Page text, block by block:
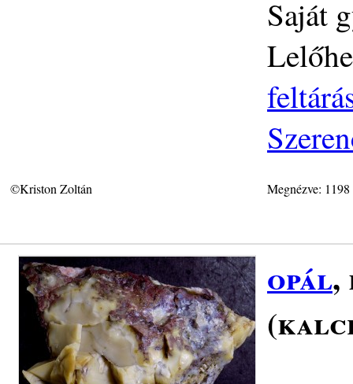
Saját
©Kriston Zoltán Megnézve:
opál,